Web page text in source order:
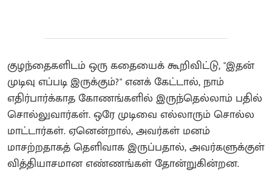
குழந்தைகளிடம் ஒரு கதையைக் கூறிவிட்டு, "இதன்
முடிவு எப்படி இருக்கும்?" எனக் கேட்டால், நாம்
எதிர்பார்க்காத கோணங்களில் இருந்தெல்லாம் பதில்
சொல்லுவார்கள். ஒரே முடிவை எல்லாரும் சொல்ல
மாட்டார்கள். ஏனென்றால், அவர்கள் மனம்
மாசற்றதாகத் தெளிவாக இருப்பதால், அவர்களுக்குள்
வித்தியாசமான எண்ணங்கள் தோன்றுகின்றன.